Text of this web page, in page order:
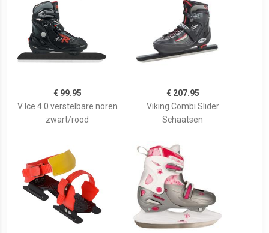
€ 99.95
V Ice 4.0 verstelbare noren
zwart/rood
€ 207.95
Viking Combi Slider
Schaatsen